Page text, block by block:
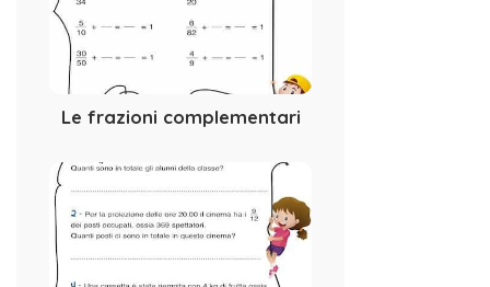
Le frazioni complementari